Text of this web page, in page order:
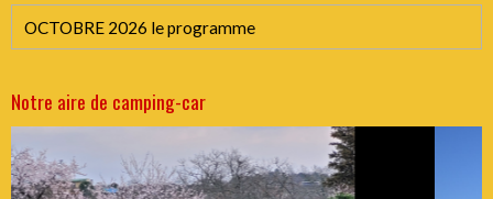
OCTOBRE 2026 le programme
Notre aire de camping-car